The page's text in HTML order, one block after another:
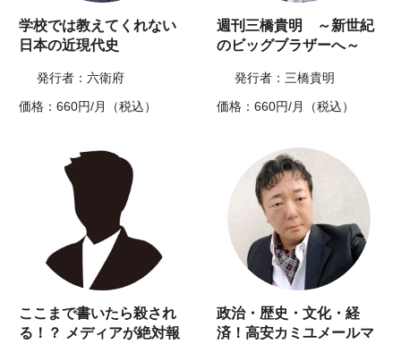
学校では教えてくれない
日本の近現代史
発行者：六衛府
価格：660円/月（税込）
週刊三橋貴明 ～新世紀
のビッグブラザーへ～
発行者：三橋貴明
価格：660円/月（税込）
ここまで書いたら殺され
る！？ メディアが絶対報
政治・歴史・文化・経
済！高安カミユメールマ